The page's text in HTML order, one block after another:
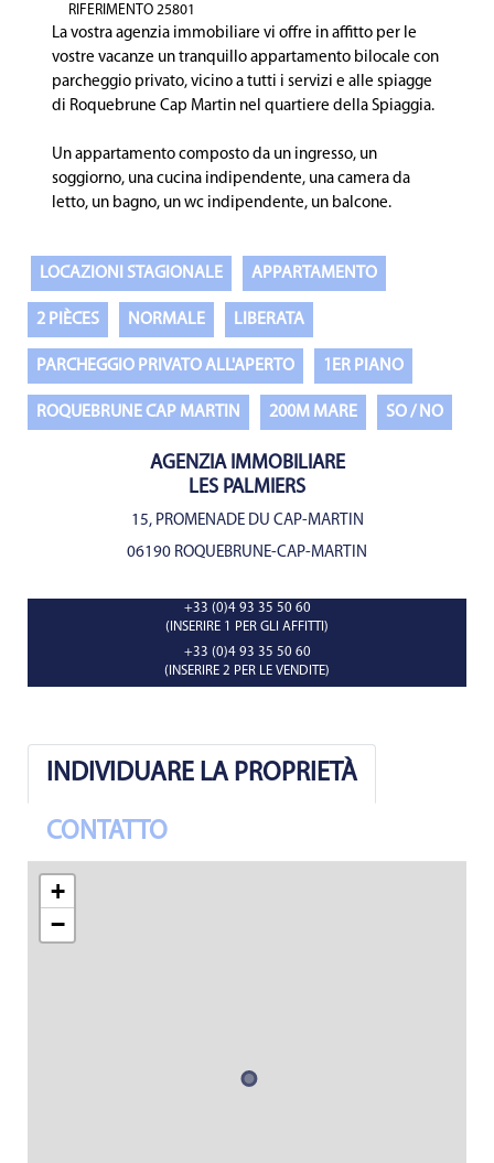
RIFERIMENTO 25801
La vostra agenzia immobiliare vi offre in affitto per le
vostre vacanze un tranquillo appartamento bilocale con
parcheggio privato, vicino a tutti i servizi e alle spiagge
di Roquebrune Cap Martin nel quartiere della Spiaggia.
Un appartamento composto da un ingresso, un
soggiorno, una cucina indipendente, una camera da
letto, un bagno, un wc indipendente, un balcone.
LOCAZIONI STAGIONALE APPARTAMENTO
2 PIÈCES NORMALE LIBERATA
PARCHEGGIO PRIVATO ALL'APERTO 1ER PIANO
ROQUEBRUNE CAP MARTIN 200M MARE SO / NO
AGENZIA IMMOBILIARE
LES PALMIERS
15, PROMENADE DU CAP-MARTIN
06190 ROQUEBRUNE-CAP-MARTIN
+33 (0)4 93 35 50 60
(INSERIRE 1 PER GLI AFFITTI)
+33 (0)4 93 35 50 60
(INSERIRE 2 PER LE VENDITE)
INDIVIDUARE LA PROPRIETÀ
CONTATTO
+
−